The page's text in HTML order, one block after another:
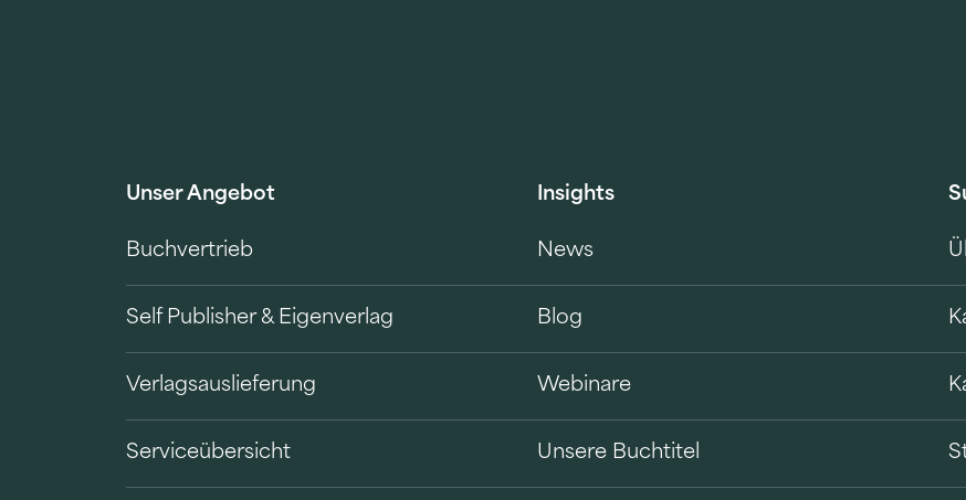
Unser Angebot
Buchvertrieb
Self Publisher & Eigenverlag
Verlagsauslieferung
Serviceübersicht
Insights
News
Blog
Webinare
Unsere Buchtitel